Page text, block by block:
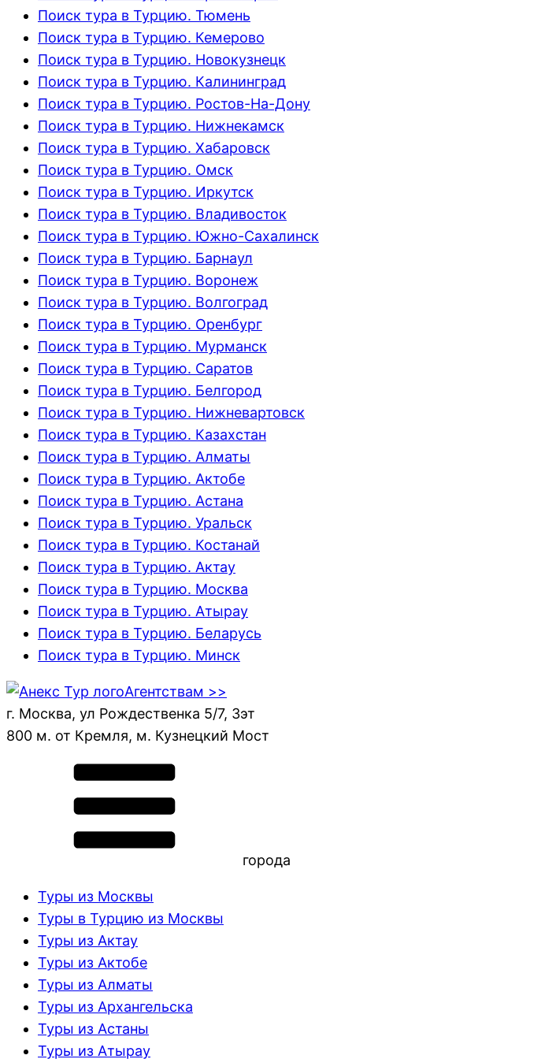
Поиск тура в Турцию. Тюмень
Поиск тура в Турцию. Кемерово
Поиск тура в Турцию. Новокузнецк
Поиск тура в Турцию. Калининград
Поиск тура в Турцию. Ростов-На-Дону
Поиск тура в Турцию. Нижнекамск
Поиск тура в Турцию. Хабаровск
Поиск тура в Турцию. Омск
Поиск тура в Турцию. Иркутск
Поиск тура в Турцию. Владивосток
Поиск тура в Турцию. Южно-Сахалинск
Поиск тура в Турцию. Барнаул
Поиск тура в Турцию. Воронеж
Поиск тура в Турцию. Волгоград
Поиск тура в Турцию. Оренбург
Поиск тура в Турцию. Мурманск
Поиск тура в Турцию. Саратов
Поиск тура в Турцию. Белгород
Поиск тура в Турцию. Нижневартовск
Поиск тура в Турцию. Казахстан
Поиск тура в Турцию. Алматы
Поиск тура в Турцию. Актобе
Поиск тура в Турцию. Астана
Поиск тура в Турцию. Уральск
Поиск тура в Турцию. Костанай
Поиск тура в Турцию. Актау
Поиск тура в Турцию. Москва
Поиск тура в Турцию. Атырау
Поиск тура в Турцию. Беларусь
Поиск тура в Турцию. Минск
Агентствам >>
г. Москва, ул Рождественка 5/7, 3эт
800 м. от Кремля, м. Кузнецкий Мост
города
Туры из Москвы
Туры в Турцию из Москвы
Туры из Актау
Туры из Актобе
Туры из Алматы
Туры из Архангельска
Туры из Астаны
Туры из Атырау